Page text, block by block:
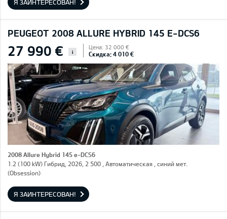
Я ЗАИНТЕРЕСОВАН!
PEUGEOT 2008 ALLURE HYBRID 145 E-DCS6
27 990 € i
Цена: 32 000 €
Скидка: 4 010 €
2008 Allure Hybrid 145 e-DCS6
1.2 (100 kW) Гибрид, 2026, 2 500 , Автоматическая , синий мет.
(Obsession)
Я ЗАИНТЕРЕСОВАН!